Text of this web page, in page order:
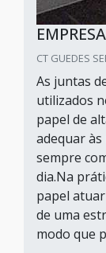
CT GUEDES
As juntas
utilizados
papel de
adequar às
sempre
dia.Na
papel
de uma
modo que